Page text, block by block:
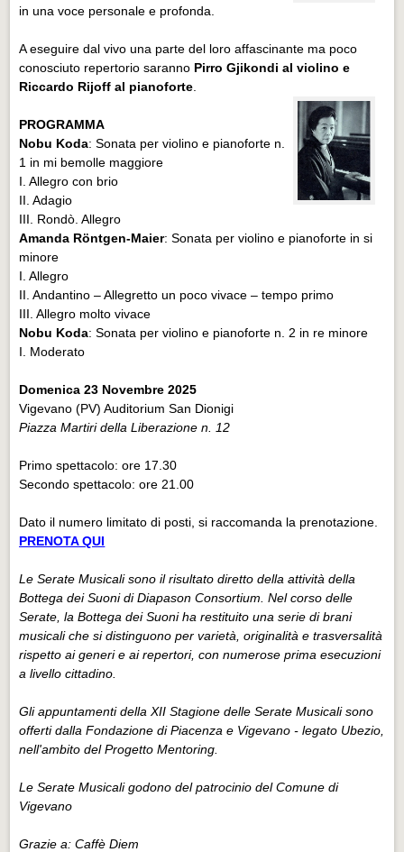
in una voce personale e profonda.
A eseguire dal vivo una parte del loro affascinante ma poco
conosciuto repertorio saranno Pirro Gjikondi al violino e
Riccardo Rijoff al pianoforte
PROGRAMMA
Nobu Koda: Sonata per violino e pianoforte n.
1 in mi bemolle maggiore
I. Allegro con brio
II. Adagio
III. Rondò. Allegro
Amanda Röntgen-Maier: Sonata per violino e pianoforte in si
minore
I. Allegro
II. Andantino – Allegretto un poco vivace – tempo primo
III. Allegro molto vivace
Nobu Koda: Sonata per violino e pianoforte n. 2 in re minore
I. Moderato
Domenica 23 Novembre 2025
Vigevano (PV) Auditorium San Dionigi
Piazza Martiri della Liberazione n. 12
Primo spettacolo: ore 17.30
Secondo spettacolo: ore 21.00
Dato il numero limitato di posti, si raccomanda la prenotazione.
PRENOTA QUI
Le Serate Musicali sono il risultato diretto della attività della
Bottega dei Suoni di Diapason Consortium. Nel corso delle
Serate, la Bottega dei Suoni ha restituito una serie di brani
musicali che si distinguono per varietà, originalità e trasversalità
rispetto ai generi e ai repertori, con numerose prima esecuzioni
a livello cittadino.
Gli appuntamenti della XII Stagione delle Serate Musicali sono
offerti dalla Fondazione di Piacenza e Vigevano - legato Ubezio,
nell'ambito del Progetto Mentoring.
Le Serate Musicali godono del patrocinio del Comune di
Vigevano
Grazie a: Caffè Diem